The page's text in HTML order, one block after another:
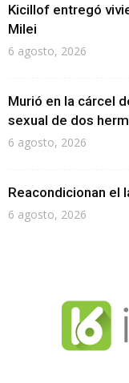
Kicillof entregó
Milei
6 agosto, 2026
Murió en la cárcel
sexual de dos
6 agosto, 2026
Reacondicionan el
6 agosto, 2026